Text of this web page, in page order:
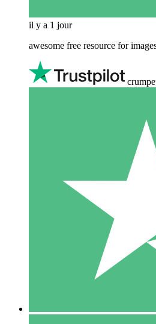
il y a 1 jour
awesome free resource for